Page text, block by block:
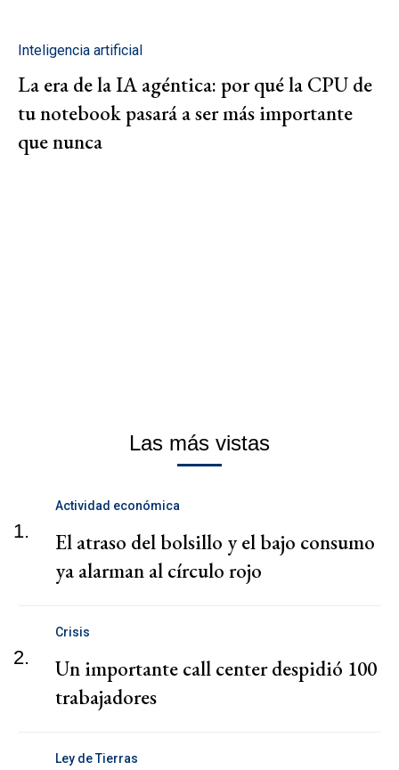
Inteligencia artificial
La era de la IA agéntica: por qué la CPU de
tu notebook pasará a ser más importante
que nunca
Las más vistas
1.
Actividad económica
El atraso del bolsillo y el bajo consumo
ya alarman al círculo rojo
2.
Crisis
Un importante call center despidió 100
trabajadores
Ley de Tierras